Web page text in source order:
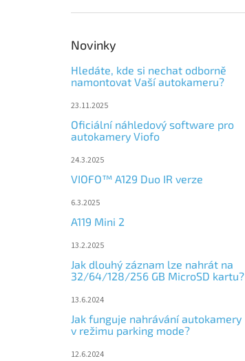
Novinky
Hledáte, kde si nechat odborně
namontovat Vaší autokameru?
23.11.2025
Oficiální náhledový software pro
autokamery Viofo
24.3.2025
VIOFO™ A129 Duo IR verze
6.3.2025
A119 Mini 2
13.2.2025
Jak dlouhý záznam lze nahrát na
32/64/128/256 GB MicroSD kartu?
13.6.2024
Jak funguje nahrávání autokamery
v režimu parking mode?
12.6.2024